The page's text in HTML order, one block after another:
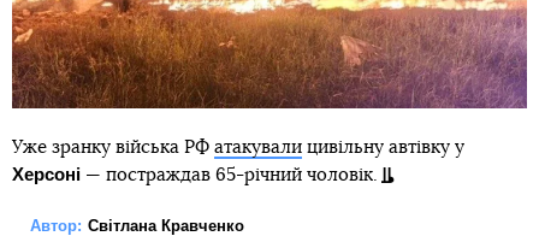
Уже зранку війська РФ атакували цивільну автівку у
Херсоні — постраждав 65-річний чоловік.
Автор: Світлана Кравченко